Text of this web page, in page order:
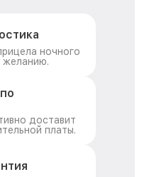
ночного
желанию.
доставит
платы.